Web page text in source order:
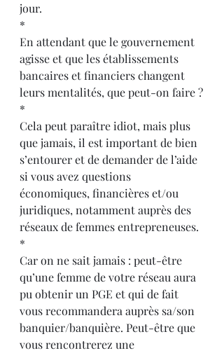
jour.
*
En attendant que le gouvernement
agisse et que les établissements
bancaires et financiers changent
leurs mentalités, que peut-on faire ?
*
Cela peut paraître idiot, mais plus
que jamais, il est important de bien
s’entourer et de demander de l’aide
si vous avez questions
économiques, financières et/ou
juridiques, notamment auprès des
réseaux de femmes entrepreneuses.
*
Car on ne sait jamais : peut-être
qu’une femme de votre réseau aura
pu obtenir un PGE et qui de fait
vous recommandera auprès sa/son
banquier/banquière. Peut-être que
vous rencontrerez une